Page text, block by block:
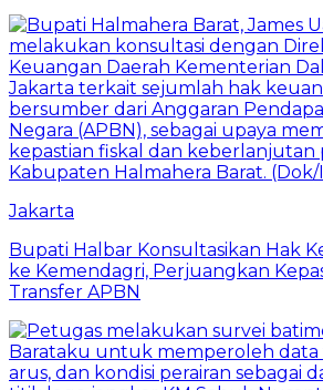
Jakarta
Bupati Halbar Konsultasikan Hak
ke Kemendagri, Perjuangkan
Transfer APBN